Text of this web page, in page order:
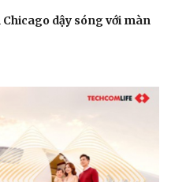
dậy sóng với màn